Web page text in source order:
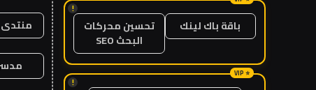
!
باقة باك لينك
تحسين محركات
البحث SEO
!
منتدى